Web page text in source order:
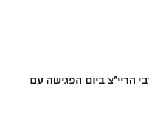
הריי"צ ביום הפגישה עם